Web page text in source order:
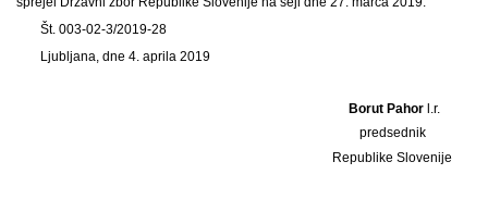
Št. 003-02-3/2019-28
Ljubljana, dne 4. aprila 2019
Borut Pahorl.r.
predsednik
Republike Slovenije